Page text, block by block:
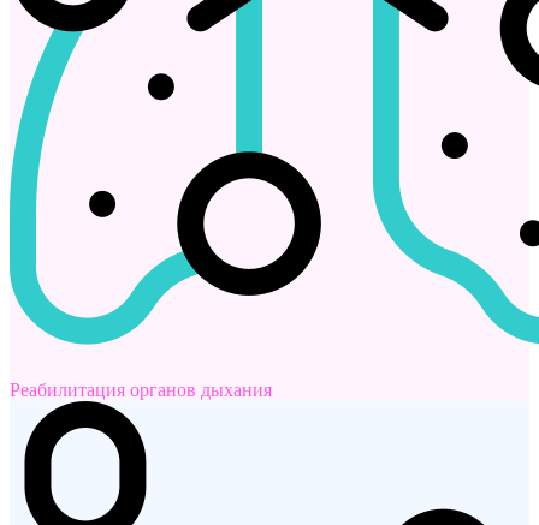
Реабилитация органов дыхания